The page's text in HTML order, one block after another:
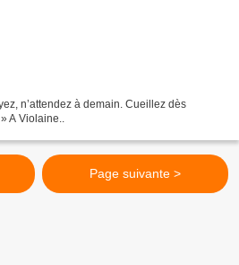
n’attendez à demain. Cueillez dès
A Violaine..
Page suivante >